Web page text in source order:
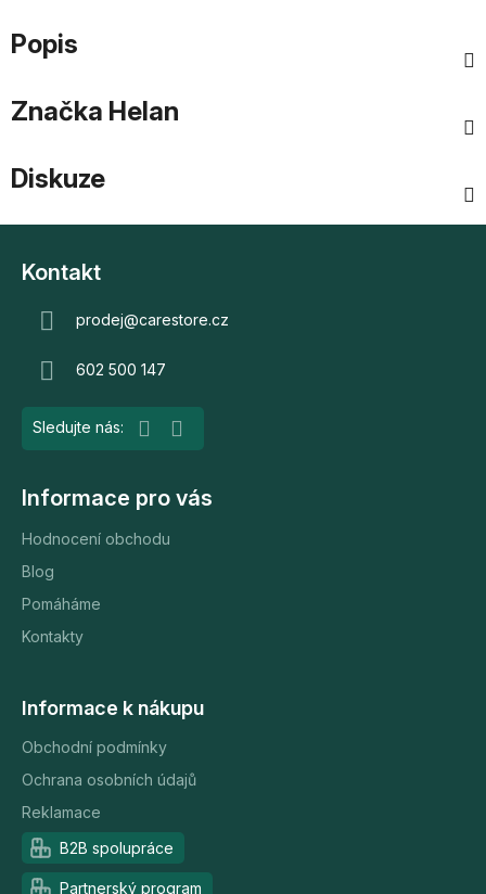
Popis
Značka Helan
Diskuze
Kontakt
prodej@carestore.cz
602 500 147
Informace pro vás
Hodnocení obchodu
Blog
Pomáháme
Kontakty
Informace k nákupu
Obchodní podmínky
Ochrana osobních údajů
Reklamace
B2B spolupráce
Partnerský program